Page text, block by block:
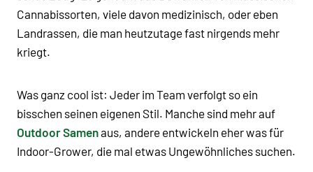
Cannabissorten, viele davon medizinisch, oder eben
Landrassen, die man heutzutage fast nirgends mehr
kriegt.
Was ganz cool ist: Jeder im Team verfolgt so ein
bisschen seinen eigenen Stil. Manche sind mehr auf
Outdoor Samenaus, andere entwickeln eher was für
Indoor-Grower, die mal etwas Ungewöhnliches suchen.